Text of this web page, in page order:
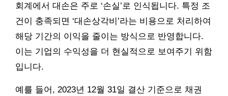
회계에서 대손은 주로 ‘손실’로 인식됩니다. 특정 조
건이 충족되면 ‘대손상각비’라는 비용으로 처리하여
해당 기간의 이익을 줄이는 방식으로 반영합니다.
이는 기업의 수익성을 더 현실적으로 보여주기 위함
입니다.
예를 들어, 2023년 12월 31일 결산 기준으로 채권